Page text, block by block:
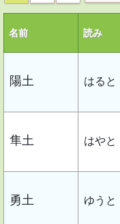
名前 読み
陽土 はると
隼土 はやと
勇土 ゆうと